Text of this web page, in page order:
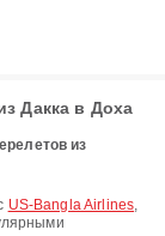
Дакка в Доха
из
US-Bangla Airlines,